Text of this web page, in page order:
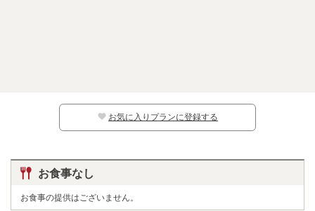
お気に入りプランに登録する
お食事なし
お食事の提供はございません。